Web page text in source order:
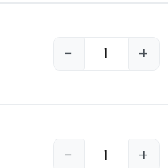
− +
− +